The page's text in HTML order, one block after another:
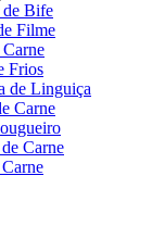
de Bife
Filme
Frios
de Linguiça
Carne
Carne